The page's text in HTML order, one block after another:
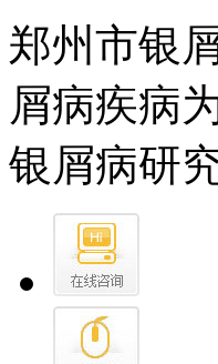
郑州市银
屑病疾病
银屑病研